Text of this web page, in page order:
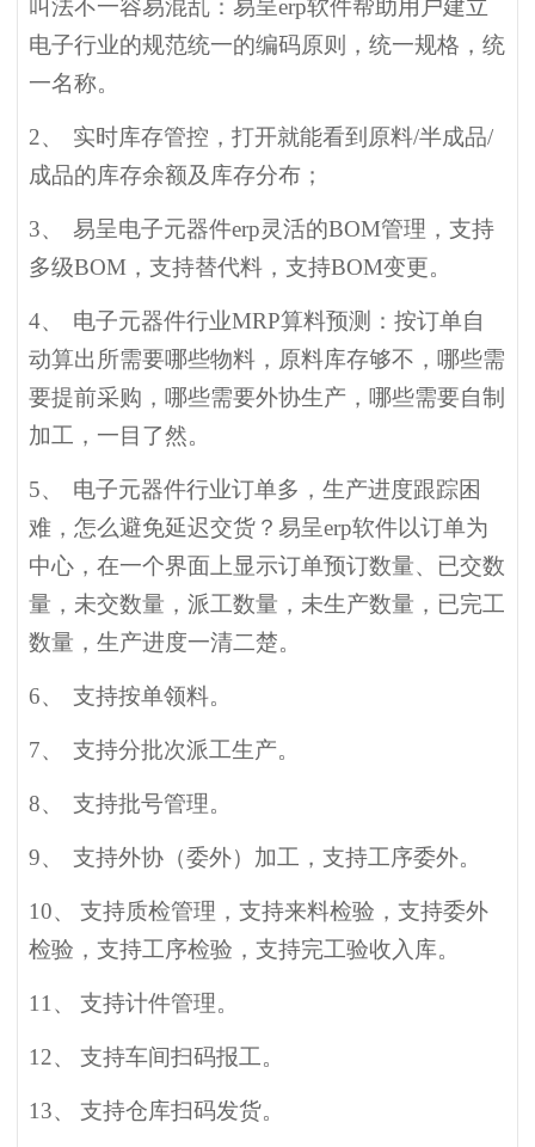
叫法不一容易混乱：易呈erp软件帮助用户建立
电子行业的规范统一的编码原则，统一规格，统
一名称。
2、
实时库存管控，打开就能看到原料/半成品/
成品的库存余额及库存分布；
3、
易呈电子元器件erp灵活的BOM管理，支持
多级BOM，支持替代料，支持BOM变更。
4、
电子元器件行业MRP算料预测：按订单自
动算出所需要哪些物料，原料库存够不，哪些需
要提前采购，哪些需要外协生产，哪些需要自制
加工，一目了然。
5、
电子元器件行业订单多，生产进度跟踪困
难，怎么避免延迟交货？易呈erp软件以订单为
中心，在一个界面上显示订单预订数量、已交数
量，未交数量，派工数量，未生产数量，已完工
数量，生产进度一清二楚。
6、 支持按单领料。
7、 支持分批次派工生产。
8、 支持批号管理。
9、 支持外协（委外）加工，支持工序委外。
10、
支持质检管理，支持来料检验，支持委外
检验，支持工序检验，支持完工验收入库。
11、 支持计件管理。
12、 支持车间扫码报工。
13、 支持仓库扫码发货。